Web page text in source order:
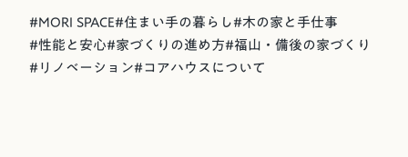
#MORI SPACE#住まい手の暮らし#木の家と手仕事
#性能と安心#家づくりの進め方#福山・備後の家づくり
#リノベーション#コアハウスについて